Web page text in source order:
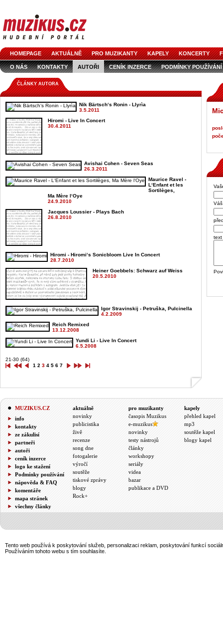
HOMEPAGE AKTUÁLNĚ PRO MUZIKANTY KAPELY KONCERTY
O NÁS KONTAKTY AUTOŘI CENÍK INZERCE PODMÍNKY POUŽÍVÁNÍ
LOGO KE STAŽENÍ
ČLÁNKY AUTORA
Nik Bärtsch‘s Ronin - Llyrìa
3.5.2011
Hiromi - Live In Concert
30.4.2011
Avishai Cohen - Seven Seas
26.3.2011
Maurice Ravel -
L‘Enfant et les
Sortilèges,
Ma Mère l‘Oye
24.9.2010
Jacques Loussier - Plays Bach
26.8.2010
Hiromi - Hiromi‘s Sonicbloom Live In Concert
28.7.2010
Heiner Goebbels: Schwarz auf Weiss
20.5.2010
Igor Stravinskij - Petruška, Pulcinella
4.2.2009
Reich Remixed
13.12.2008
Yundi Li - Live In Concert
6.5.2008
21-30 (64)
1 2 3 4 5 6 7
text
MUZIKUS.CZ
info
kontakty
ze zákulisí
partneři
autoři
ceník inzerce
logo ke stažení
Podmínky používání
nápověda & FAQ
komentáře
mapa stránek
všechny články
aktuálně
novinky
publicistika
živě
recenze
song dne
fotogalerie
výročí
soutěže
tiskové zprávy
blogy
Rock+
pro muzikanty
časopis Muzikus
e-muzikus
novinky
testy nástrojů
články
workshopy
seriály
videa
bazar
publikace a DVD
kapely
přehled kapel
mp3
soutěže kapel
blogy kapel
Tento web používá k poskytování služeb, personalizaci reklam, poskytování funkcí
Používáním tohoto webu s tím souhlasíte.